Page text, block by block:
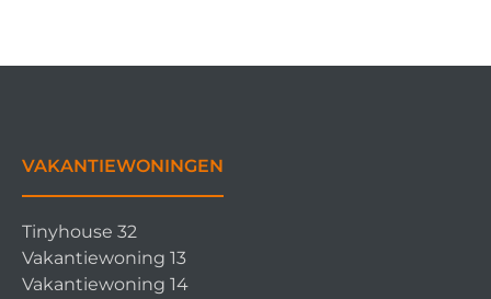
VAKANTIEWONINGEN
Tinyhouse 32
Vakantiewoning 13
Vakantiewoning 14